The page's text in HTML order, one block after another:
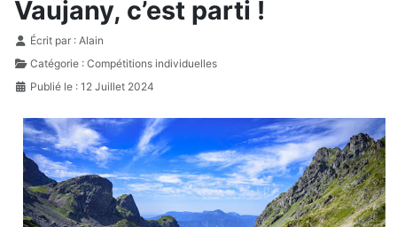
Vaujany, c’est parti !
Détails
Écrit par : Alain
Catégorie : Compétitions individuelles
Publié le : 12 Juillet 2024